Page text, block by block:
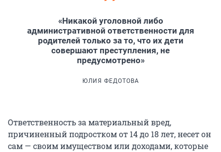
«Никакой уголовной либо
административной ответственности для
родителей только за то, что их дети
совершают преступления, не
предусмотрено»
ЮЛИЯ ФЕДОТОВА
Ответственность за материальный вред,
причиненный подростком от 14 до 18 лет, несет он
сам — своим имуществом или доходами, которые